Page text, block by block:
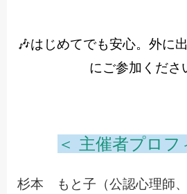
🎶はじめてでも安心。外に
にご参加くださ
＜ 主催者プロフ
杉本 もと子 （公認心理師